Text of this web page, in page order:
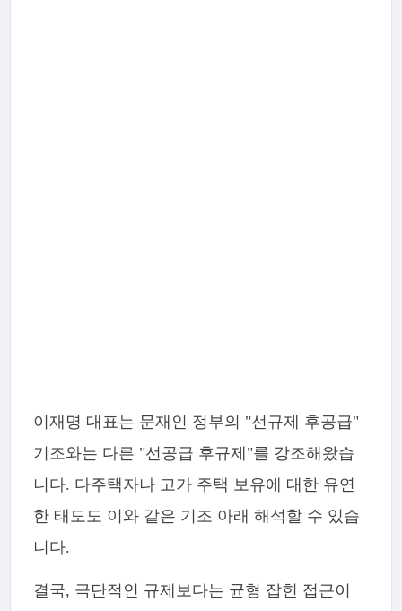
이재명 대표는 문재인 정부의 "선규제 후공급"
기조와는 다른 "선공급 후규제"를 강조해왔습
니다. 다주택자나 고가 주택 보유에 대한 유연
한 태도도 이와 같은 기조 아래 해석할 수 있습
니다.
결국, 극단적인 규제보다는 균형 잡힌 접근이